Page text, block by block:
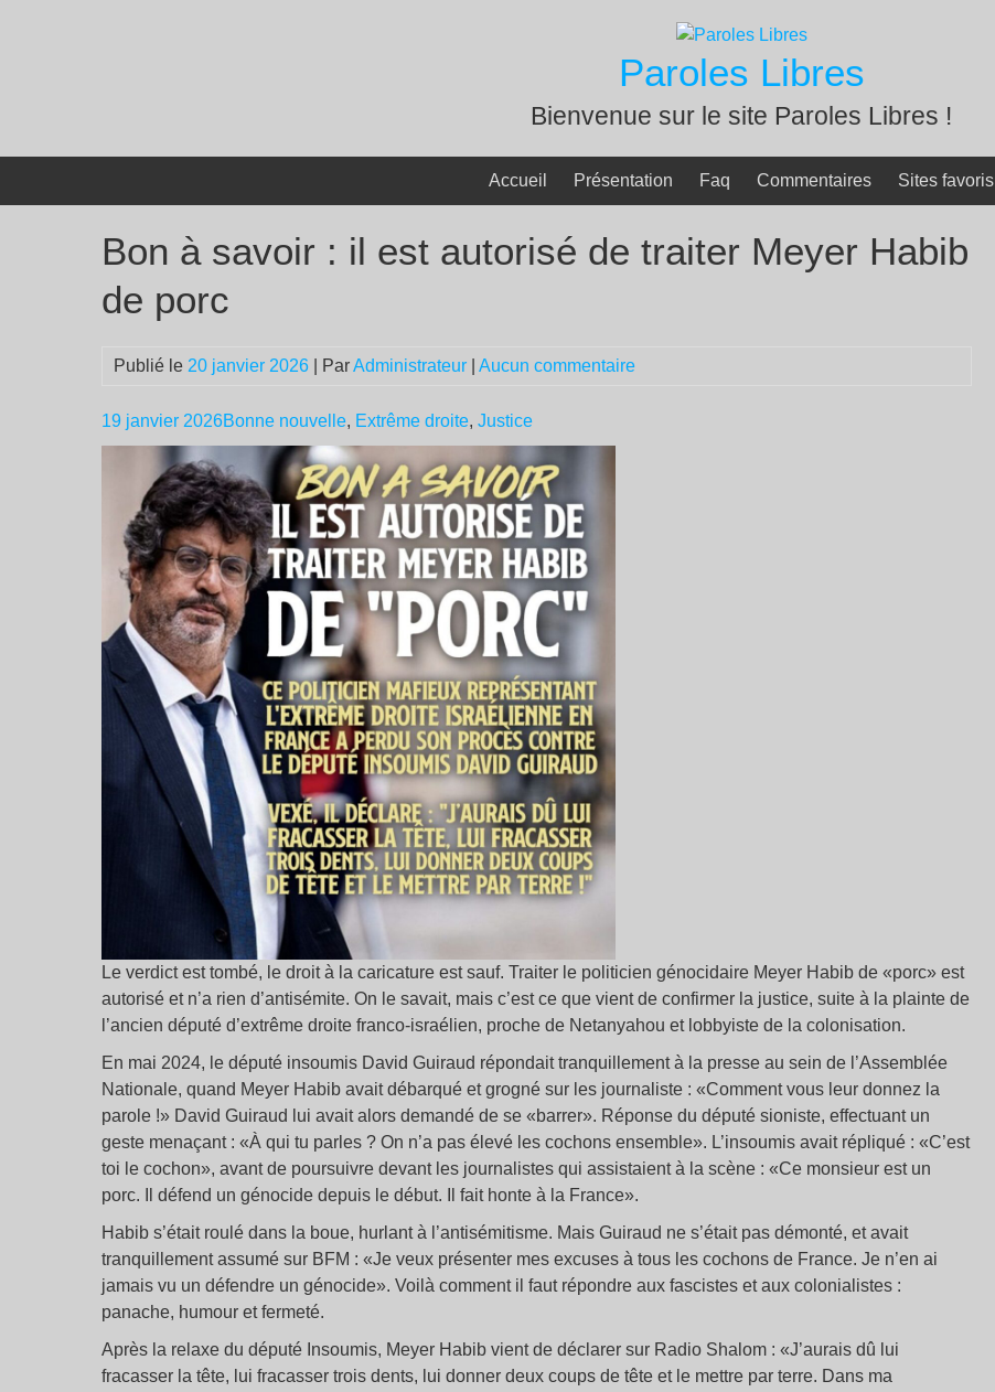
Paroles Libres
Bienvenue sur le site Paroles Libres !
Accueil Présentation Faq Commentaires Sites favoris
Bon à savoir : il est autorisé de traiter Meyer Habib
de porc
Publié le 20 janvier 2026 | ParAdministrateur Aucun commentaire
19 janvier 2026Bonne nouvelle, Extrême droite, Justice
Le verdict est tombé, le droit à la caricature est sauf. Traiter le politicien génocidaire Meyer Habib de «porc» est
autorisé et n’a rien d’antisémite. On le savait, mais c’est ce que vient de confirmer la justice, suite à la plainte de
l’ancien député d’extrême droite franco-israélien, proche de Netanyahou et lobbyiste de la colonisation.
En mai 2024, le député insoumis David Guiraud répondait tranquillement à la presse au sein de l’Assemblée
Nationale, quand Meyer Habib avait débarqué et grogné sur les journaliste : «Comment vous leur donnez la
parole !» David Guiraud lui avait alors demandé de se «barrer». Réponse du député sioniste, effectuant un
geste menaçant : «À qui tu parles ? On n’a pas élevé les cochons ensemble». L’insoumis avait répliqué : «C’est
toi le cochon», avant de poursuivre devant les journalistes qui assistaient à la scène : «Ce monsieur est un
porc. Il défend un génocide depuis le début. Il fait honte à la France».
Habib s’était roulé dans la boue, hurlant à l’antisémitisme. Mais Guiraud ne s’était pas démonté, et avait
tranquillement assumé sur BFM : «Je veux présenter mes excuses à tous les cochons de France. Je n’en ai
jamais vu un défendre un génocide». Voilà comment il faut répondre aux fascistes et aux colonialistes :
panache, humour et fermeté.
Après la relaxe du député Insoumis, Meyer Habib vient de déclarer sur Radio Shalom : «J’aurais dû lui
fracasser la tête, lui fracasser trois dents, lui donner deux coups de tête et le mettre par terre. Dans ma